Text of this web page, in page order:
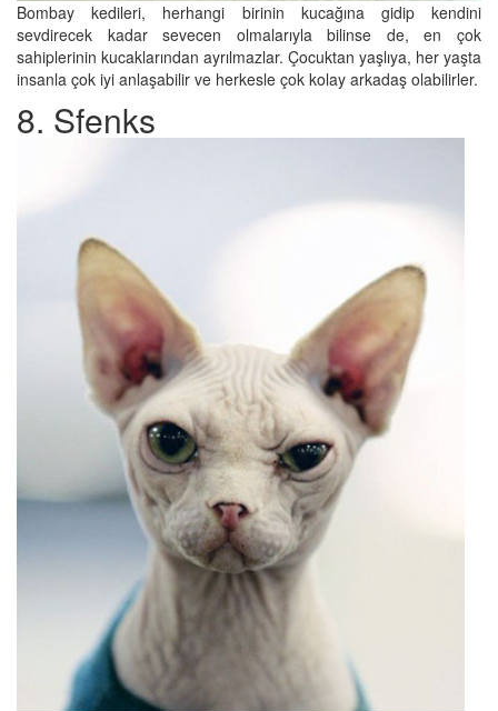
Bombay kedileri, herhangi birinin kucağına gidip kendini
sevdirecek kadar sevecen olmalarıyla bilinse de, en çok
sahiplerinin kucaklarından ayrılmazlar. Çocuktan yaşlıya, her yaşta
insanla çok iyi anlaşabilir ve herkesle çok kolay arkadaş olabilirler.
8. Sfenks